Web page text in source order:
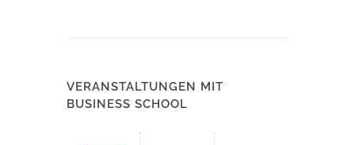
VERANSTALTUNGEN MIT
BUSINESS SCHOOL